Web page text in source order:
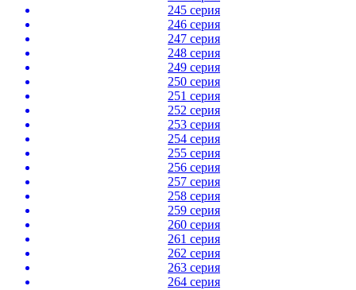
245 серия
246 серия
247 серия
248 серия
249 серия
250 серия
251 серия
252 серия
253 серия
254 серия
255 серия
256 серия
257 серия
258 серия
259 серия
260 серия
261 серия
262 серия
263 серия
264 серия